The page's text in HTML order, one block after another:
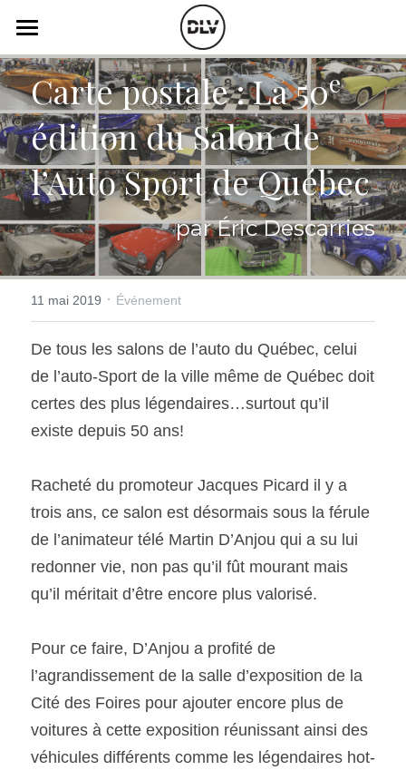
Catégories
Actualité Auto
Électrique
Histoire de chars
Art Automobile
Essais Routier
Vidéo
Podcast
Radio FM
Télé RDS
Simulateur
Rechercher
ASSURANCE
Carte postale : La 50e
édition du Salon de
l’Auto Sport de Québec
par Éric Descarries
11 mai 2019 · Événement
De tous les salons de l’auto du Québec, celui
de l’auto-Sport de la ville même de Québec doit
certes des plus légendaires…surtout qu’il
existe depuis 50 ans!
Racheté du promoteur Jacques Picard il y a
trois ans, ce salon est désormais sous la férule
de l’animateur télé Martin D’Anjou qui a su lui
redonner vie, non pas qu’il fût mourant mais
qu’il méritait d’être encore plus valorisé.
Pour ce faire, D’Anjou a profité de
l’agrandissement de la salle d’exposition de la
Cité des Foires pour ajouter encore plus de
voitures à cette exposition réunissant ainsi des
véhicules différents comme les légendaires hot-
LES CATÉGORIES DE LA BOUTIQUE
Toutes les catégories